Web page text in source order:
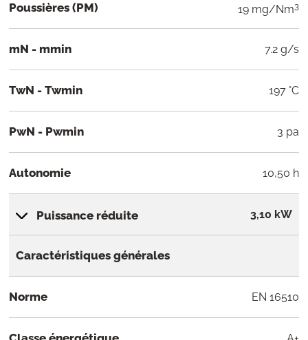
Poussières (PM) 19 mg/Nm3
mN - mmin 7.2 g/s
TwN - Twmin 197 °C
PwN - Pwmin 3 pa
Autonomie 10,50 h
Puissance réduite 3,10 kW
Caractéristiques générales
Norme EN 16510